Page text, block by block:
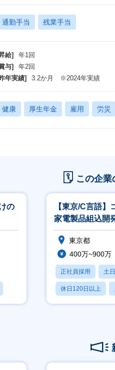
通勤手当 残業手当
給]
年1回
与]
年2回
年実績]
3.2か月 ※2024年実績
健康 厚生年金 雇用 労災
この企業
の
【東京/C言語】
家電製品組込開
東京都
400万~900万
正社員採用 土
休日120日以上
賞与あり